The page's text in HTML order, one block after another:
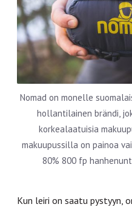
Nomad on monelle
hollantilainen brändi,
korkealaatuisia
makuupussilla on painoa
80% 800 fp
Kun leiri on saatu pystyyn,